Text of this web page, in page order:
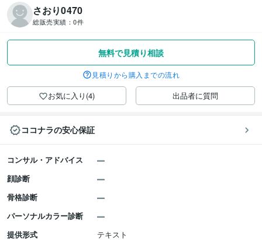
さおり0470
総販売実績： 0件
無料で見積り相談
見積りから購入までの流れ
お気に入り(4) 出品者に質問
ココナラの安心保証
コンサル・アドバイス
顔診断
骨格診断
パーソナルカラー診断
提供形式
テキスト